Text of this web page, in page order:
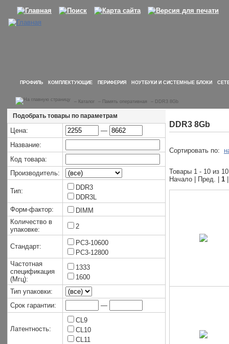
ПРОФИЛЬ КОМПЛЕКТУЮЩИЕ ПЕРИФЕРИЯ НОУТБУКИ И СИСТЕМНЫЕ БЛОКИ
– Каталог – Память оперативная – DDR3 8Gb
Подобрать товары по параметрам
Цена:
—
Название:
Код товара:
Производитель:
Тип:
DDR3
DDR3L
Форм-фактор:
DIMM
Количество в
упаковке:
2
Стандарт:
PC3-10600
PC3-12800
Частотная
спецификация
(Мгц):
1333
1600
Тип упаковки:
Срок гарантии:
—
Латентность:
CL9
CL10
CL11
DDR3 8Gb
Сортировать по:
Товары 1 - 10 из 10
Начало | Пред. | 1